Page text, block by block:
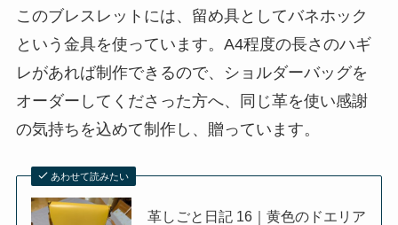
このブレスレットには、留め具としてバネホック
という金具を使っています。A4程度の長さのハギ
レがあれば制作できるので、ショルダーバッグを
オーダーしてくださった方へ、同じ革を使い感謝
の気持ちを込めて制作し、贈っています。
あわせて読みたい
革しごと日記 16｜黄色のドエリア